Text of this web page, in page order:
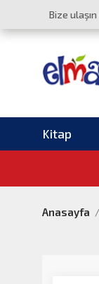
Bize ulaşın
Kitap
Anasayfa